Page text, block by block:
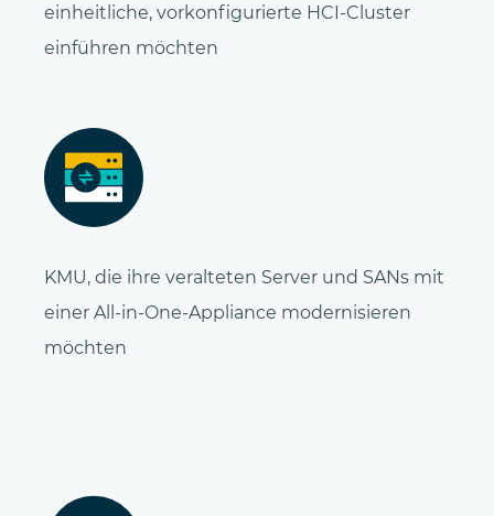
einheitliche, vorkonfigurierte HCI-Cluster
einführen möchten
KMU, die ihre veralteten Server und SANs mit
einer All-in-One-Appliance modernisieren
möchten